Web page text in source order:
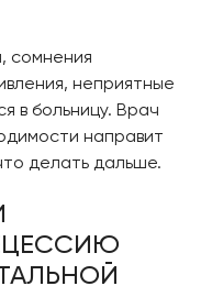
сомнения
неприятные
в больницу. Врач
направит
делать дальше.